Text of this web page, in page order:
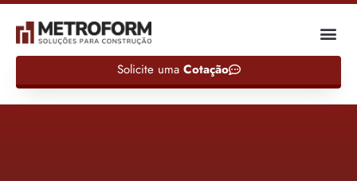
Solicite uma Cotação